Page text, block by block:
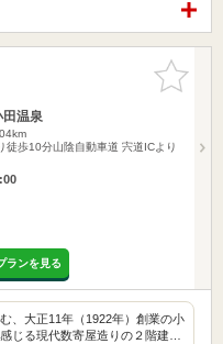
お気に入
りに追加
田温泉
徒歩10分山陰自動車道 宍道ICより
ランを見る
、大正11年（1922年）創業の小
じる現代数寄屋造りの２階建…